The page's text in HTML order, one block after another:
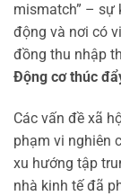
mismatch” – sự
động và nơi có
đồng thu nhập
Động cơ thúc
Các vấn đề xã
phạm vi nghiên
xu hướng tập
nhà kinh tế đã